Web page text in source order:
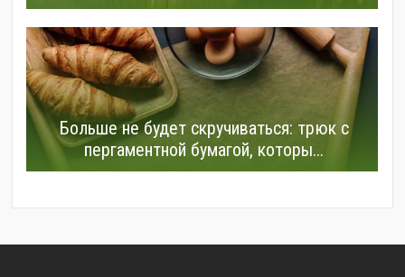
Больше не будет скручиваться: трюк с
пергаментной бумагой, которы...